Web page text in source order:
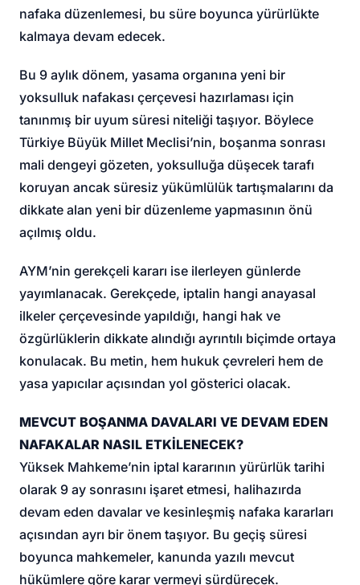
nafaka düzenlemesi, bu süre boyunca yürürlükte
kalmaya devam edecek.
Bu 9 aylık dönem, yasama organına yeni bir
yoksulluk nafakası çerçevesi hazırlaması için
tanınmış bir uyum süresi niteliği taşıyor. Böylece
Türkiye Büyük Millet Meclisi’nin, boşanma sonrası
mali dengeyi gözeten, yoksulluğa düşecek tarafı
koruyan ancak süresiz yükümlülük tartışmalarını da
dikkate alan yeni bir düzenleme yapmasının önü
açılmış oldu.
AYM’nin gerekçeli kararı ise ilerleyen günlerde
yayımlanacak. Gerekçede, iptalin hangi anayasal
ilkeler çerçevesinde yapıldığı, hangi hak ve
özgürlüklerin dikkate alındığı ayrıntılı biçimde ortaya
konulacak. Bu metin, hem hukuk çevreleri hem de
yasa yapıcılar açısından yol gösterici olacak.
MEVCUT BOŞANMA DAVALARI VE DEVAM EDEN
NAFAKALAR NASIL ETKİLENECEK?
Yüksek Mahkeme’nin iptal kararının yürürlük tarihi
olarak 9 ay sonrasını işaret etmesi, halihazırda
devam eden davalar ve kesinleşmiş nafaka kararları
açısından ayrı bir önem taşıyor. Bu geçiş süresi
boyunca mahkemeler, kanunda yazılı mevcut
hükümlere göre karar vermeyi sürdürecek.